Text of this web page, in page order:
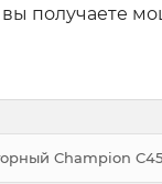
получаете
Champion